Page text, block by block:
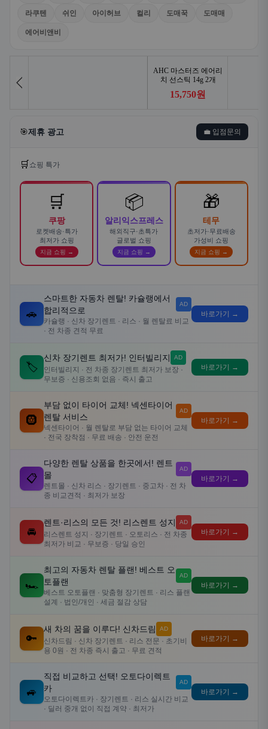
라쿠텐 쉬인 아이허브 컬리 도매꾹 도매매
에어비앤비
🎯제휴 광고 💼 입점문의
🛒 쇼핑 특가
🛒
쿠팡
로켓배송·특가
최저가 쇼핑
지금 쇼핑 →
📦
알리익스프레스
해외직구·초특가
글로벌 쇼핑
지금 쇼핑 →
🎁
테무
초저가·무료배송
가성비 쇼핑
지금 쇼핑 →
🚗
스마트한 자동차 렌탈! 카슐랭에서
합리적으로
AD
카슐랭 · 신차 장기렌트 · 리스 · 월 렌탈료 비교
· 전 차종 견적 무료
바로가기 →
🏷️
신차 장기렌트 최저가! 인터빌리지 AD
인터빌리지 · 전 차종 장기렌트 최저가 보장 ·
무보증 · 신용조회 없음 · 즉시 출고
바로가기 →
🛞
부담 없이 타이어 교체! 넥센타이어
렌탈 서비스
AD
넥센타이어 · 월 렌탈로 부담 없는 타이어 교체
· 전국 장착점 · 무료 배송 · 안전 운전
바로가기 →
📋
다양한 렌탈 상품을 한곳에서! 렌트
몰
AD
렌트몰 · 신차 리스 · 장기렌트 · 중고차 · 전 차
종 비교견적 · 최저가 보장
바로가기 →
🚘
렌트·리스의 모든 것! 리스렌트 성지 AD
리스렌트 성지 · 장기렌트 · 오토리스 · 전 차종
최저가 비교 · 무보증 · 당일 승인
바로가기 →
🏎️
최고의 자동차 렌탈 플랜! 베스트 오
토플랜
AD
베스트 오토플랜 · 맞춤형 장기렌트 · 리스 플랜
설계 · 법인/개인 · 세금 절감 상담
바로가기 →
🔑
새 차의 꿈을 이루다! 신차드림 AD
신차드림 · 신차 장기렌트 · 리스 전문 · 초기비
용 0원 · 전 차종 즉시 출고 · 무료 견적
바로가기 →
🚙
직접 비교하고 선택! 오토다이렉트
카
AD
오토다이렉트카 · 장기렌트 · 리스 실시간 비교
· 딜러 중개 없이 직접 계약 · 최저가
바로가기 →